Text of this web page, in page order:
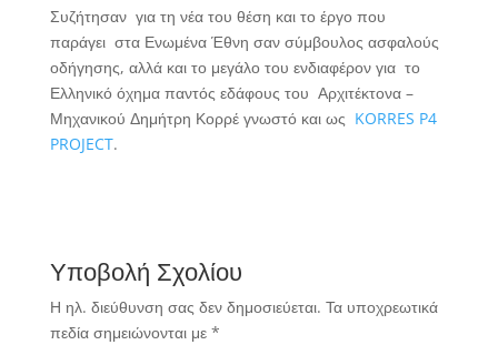
Συζήτησαν για τη νέα του θέση και το έργο που
παράγει στα Ενωμένα Έθνη σαν σύμβουλος ασφαλούς
οδήγησης, αλλά και το μεγάλο του ενδιαφέρον για το
Ελληνικό όχημα παντός εδάφους του Αρχιτέκτονα –
Μηχανικού Δημήτρη Κορρέ γνωστό και ως KORRES P4
PROJECT.
Υποβολή Σχολίου
Η ηλ. διεύθυνση σας δεν δημοσιεύεται. Τα υποχρεωτικά
πεδία σημειώνονται με *